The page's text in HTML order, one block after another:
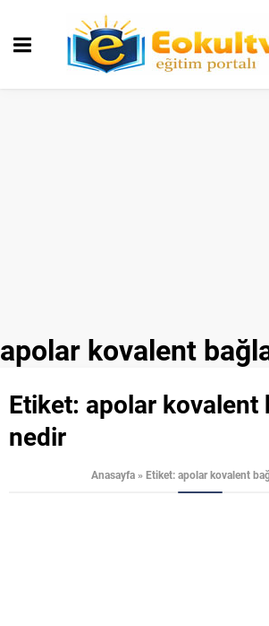
apolar kovalent
Etiket: apolar kovalent
nedir
Anasayfa » Etiket: apolar kovalent